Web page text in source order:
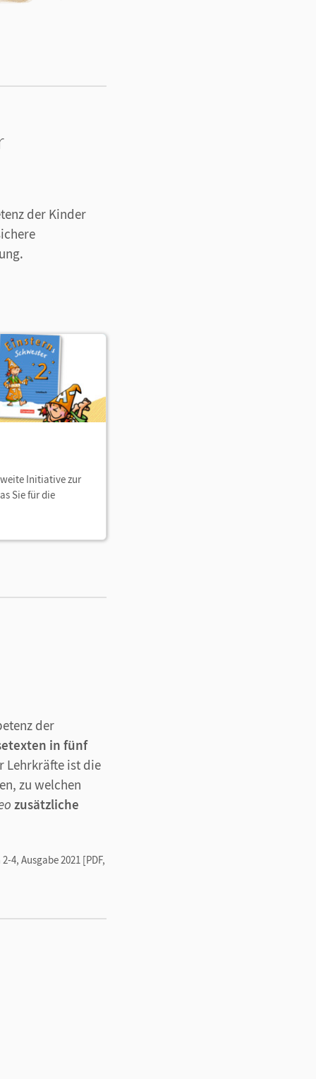
der Kinder
Initiative zur
Sie für die
der
in fünf
Lehrkräfte ist die
zu welchen
zusätzliche
4, Ausgabe 2021 [PDF,